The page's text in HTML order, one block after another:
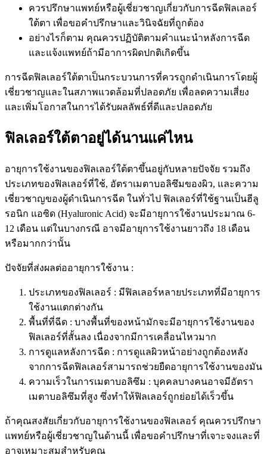
ควรปรึกษาแพทย์หรือผู้เชี่ยวชาญเกี่ยวกับการฉีดฟิลเลอร์
ใต้ตา เพื่อขอคำปรึกษาและวินิจฉัยที่ถูกต้อง
อย่างไรก็ตาม คุณควรปฏิบัติตามคำแนะนำหลังการฉีด
และแจ้งแพทย์ถ้ามีอาการผิดปกติเกิดขึ้น
การฉีดฟิลเลอร์ใต้ตาเป็นกระบวนการที่ควรถูกดำเนินการโดยผู้
เชี่ยวชาญและในสภาพแวดล้อมที่ปลอดภัย เพื่อลดความเสี่ยง
และเพิ่มโอกาสในการได้รับผลลัพธ์ที่ดีและปลอดภัย
ฟิลเลอร์ใต้ตาอยู่ได้นานแค่ไหน
อายุการใช้งานของฟิลเลอร์ใต้ตาขึ้นอยู่กับหลายปัจจัย รวมถึง
ประเภทของฟิลเลอร์ที่ใช้, อัตราเมตาบอลิซึมของผิว, และความ
เชี่ยวชาญของผู้ดำเนินการฉีด ในทั่วไป ฟิลเลอร์ที่ใช้ฐานเป็นฮีลู
รอนิก แอซิด (Hyaluronic Acid) จะมีอายุการใช้งานประมาณ 6-
12 เดือน แต่ในบางกรณี อาจมีอายุการใช้งานยาวถึง 18 เดือน
หรือมากกว่านั้น
ปัจจัยที่ส่งผลต่ออายุการใช้งาน :
ประเภทของฟิลเลอร์ : มีฟิลเลอร์หลายประเภทที่มีอายุการ
ใช้งานแตกต่างกัน
พื้นที่ที่ฉีด : บางพื้นที่ของหน้ามักจะมีอายุการใช้งานของ
ฟิลเลอร์ที่สั้นลง เนื่องจากมีการเคลื่อนไหวมาก
การดูแลหลังการฉีด : การดูแลผิวหน้าอย่างถูกต้องหลัง
จากการฉีดฟิลเลอร์สามารถช่วยยืดอายุการใช้งานของมัน
ความเร็วในการเมตาบอลิซึม : บุคคลบางคนอาจมีอัตรา
เมตาบอลิซึมที่สูง ซึ่งทำให้ฟิลเลอร์ถูกย่อยได้เร็วขึ้น
ถ้าคุณสงสัยเกี่ยวกับอายุการใช้งานของฟิลเลอร์ คุณควรปรึกษา
แพทย์หรือผู้เชี่ยวชาญในด้านนี้ เพื่อขอคำปรึกษาที่เจาะจงและที่
อาจเหมาะสมสำหรับคุณ